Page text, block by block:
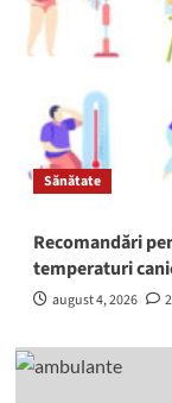
Sănătate
Recomandări
temperaturi
august 4, 2026 2